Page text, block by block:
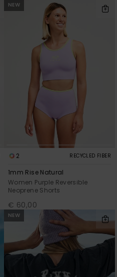
NEW
2 RECYCLED FIBER
1mm Rise Natural
Women Purple Reversible
Neoprene Shorts
€ 60,00
NEW